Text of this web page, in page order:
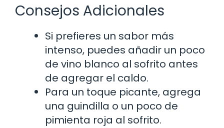
Consejos Adicionales
Si prefieres un sabor más
intenso, puedes añadir un poco
de vino blanco al sofrito antes
de agregar el caldo.
Para un toque picante, agrega
una guindilla o un poco de
pimienta roja al sofrito.